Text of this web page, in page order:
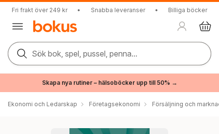
Fri frakt över 249 kr • Snabba leveranser • Billiga böcker
Sök bok, spel, pussel, penna...
Skapa nya rutiner – hälsoböcker upp till 50% →
Ekonomi och Ledarskap Företagsekonomi Försäljning och